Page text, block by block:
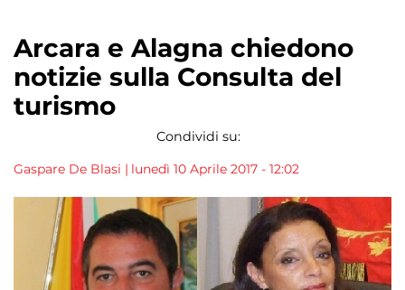
Arcara e Alagna chiedono
notizie sulla Consulta del
turismo
Condividi su:
Gaspare De Blasi | lunedì 10 Aprile 2017 - 12:02